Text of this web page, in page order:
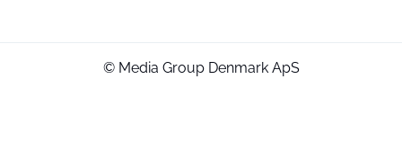
© Media Group Denmark ApS